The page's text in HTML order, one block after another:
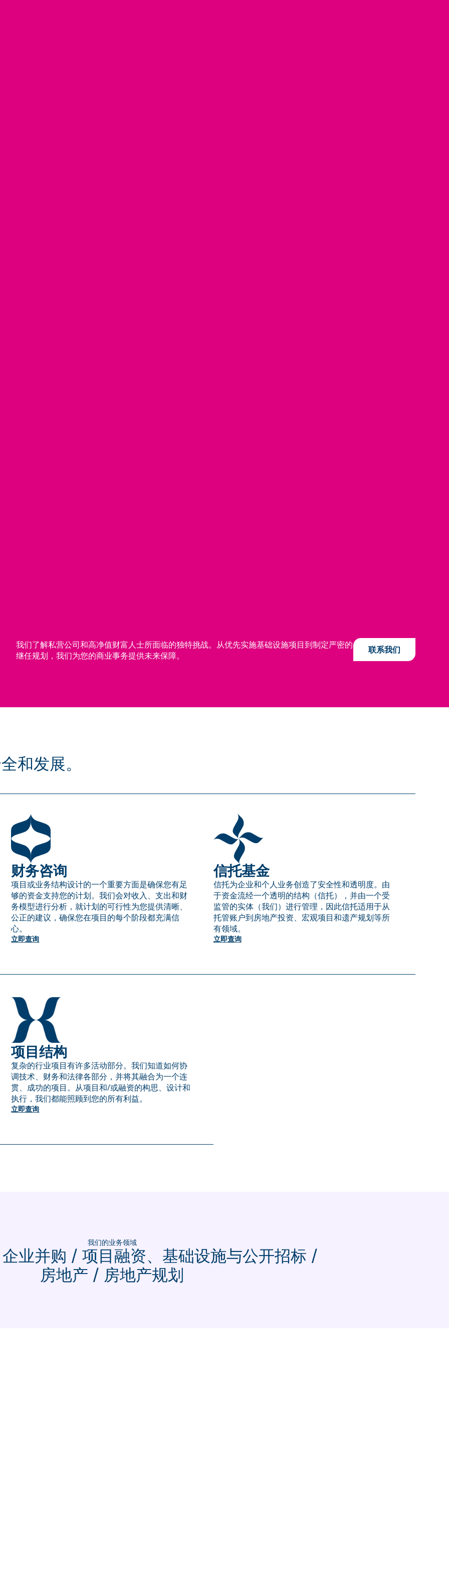
我们了解私营公司和高净值财富人士所面临的独特挑战。从优先实施基础设施项目到制定严密的
继任规划，我们为您的商业事务提供未来保障。
联系我们
和发展。
财务咨询
项目或业务结构设计的一个重要方面是确保您有足
够的资金支持您的计划。我们会对收入、支出和财
务模型进行分析，就计划的可行性为您提供清晰、
公正的建议，确保您在项目的每个阶段都充满信
心。
立即查询
信托基金
信托为企业和个人业务创造了安全性和透明度。由
于资金流经一个透明的结构（信托），并由一个受
监管的实体（我们）进行管理，因此信托适用于从
托管账户到房地产投资、宏观项目和遗产规划等所
有领域。
立即查询
项目结构
复杂的行业项目有许多活动部分。我们知道如何协
调技术、财务和法律各部分，并将其融合为一个连
贯、成功的项目。从项目和/或融资的构思、设计和
执行，我们都能照顾到您的所有利益。
立即查询
我们的业务领域
业并购 / 项目融资、基础设施与公开招标 /
房地产 / 房地产规划